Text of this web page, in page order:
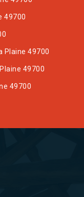
49700
Plaine 49700
49700
49700